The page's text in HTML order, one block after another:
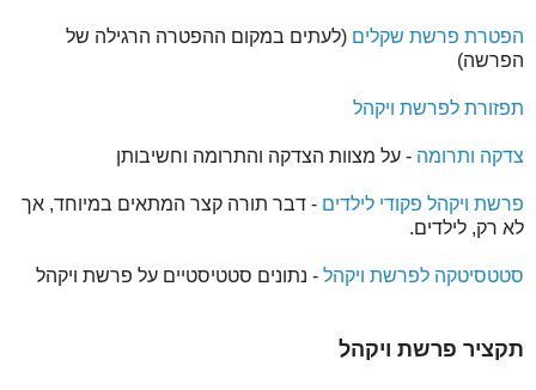
הפטרת פרשת שקלים (לעתים במקום ההפטרה הרגילה של
הפרשה)
תפזורת לפרשת ויקהל
צדקה ותרומה - על מצוות הצדקה והתרומה וחשיבותן
פרשת ויקהל פקודי לילדים - דבר תורה קצר המתאים במיוחד, אך
לא רק, לילדים.
סטטסיטקה לפרשת ויקהל - נתונים סטטיסטיים על פרשת ויקהל
תקציר פרשת ויקהל